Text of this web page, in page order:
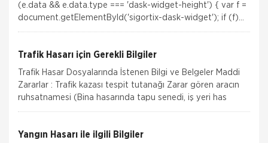
(e.data && e.data.type === 'dask-widget-height') { var f =
document.getElementById('sigortix-dask-widget'); if (f)
f.height = e.data.height; } });Si
Trafik Hasarı için Gerekli Bilgiler
Trafik Hasar Dosyalarında İstenen Bilgi ve Belgeler Maddi
Zararlar : Trafik kazası tespit tutanağı Zarar gören aracın
ruhsatnamesi (Bina hasarında tapu senedi, iş yeri has
Yangın Hasarı ile ilgili Bilgiler
Zorunlu Deprem Sigortası